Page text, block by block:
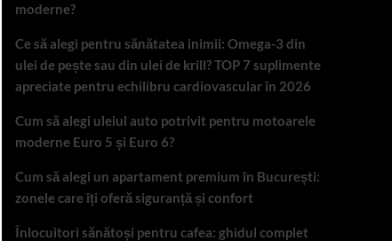
moderne?
Ce să alegi pentru sănătatea inimii: Omega-3 din
ulei de pește sau din ulei de krill? TOP 7 suplimente
apreciate pentru echilibru cardiovascular în 2026
Cum să alegi uleiul auto potrivit pentru motoarele
moderne Euro 5 și Euro 6?
Cum să alegi un apartament premium în București:
zonele care îți oferă siguranță și confort
Înlocuitori sănătoși pentru cafea: ghidul complet